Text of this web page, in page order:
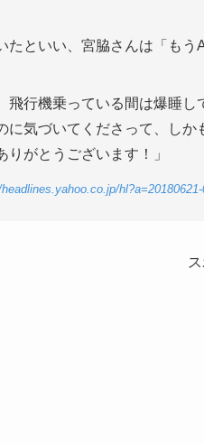
たといい、宮脇さんは「も
飛行機乗っている間は爆睡
に気づいてくださって、し
りがとうございます！」